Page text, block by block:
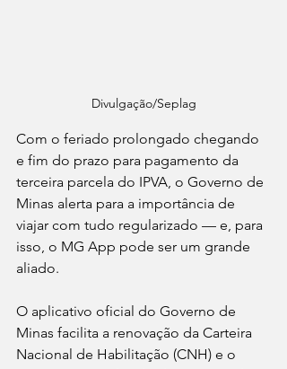
Divulgação/Seplag
Com o feriado prolongado chegando
e fim do prazo para pagamento da
terceira parcela do IPVA, o Governo de
Minas alerta para a importância de
viajar com tudo regularizado — e, para
isso, o MG App pode ser um grande
aliado.
O aplicativo oficial do Governo de
Minas facilita a renovação da Carteira
Nacional de Habilitação (CNH) e o